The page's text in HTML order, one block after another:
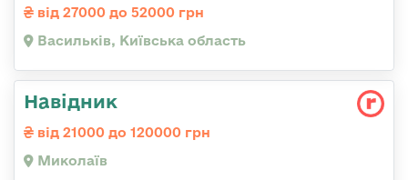
від 27000 до 52000 грн
Васильків, Київська область
Навідник
від 21000 до 120000 грн
Миколаїв